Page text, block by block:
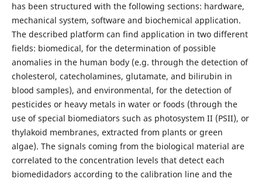
has been structured with the following sections: hardware,
mechanical system, software and biochemical application.
The described platform can find application in two different
fields: biomedical, for the determination of possible
anomalies in the human body (e.g. through the detection of
cholesterol, catecholamines, glutamate, and bilirubin in
blood samples), and environmental, for the detection of
pesticides or heavy metals in water or foods (through the
use of special biomediators such as photosystem II (PSII), or
thylakoid membranes, extracted from plants or green
algae). The signals coming from the biological material are
correlated to the concentration levels that detect each
biomedidadors according to the calibration line and the